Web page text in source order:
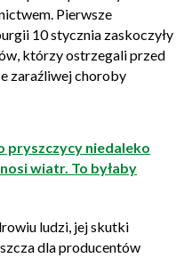
Pierwsze
10 stycznia zaskoczyły
którzy ostrzegali przed
zaraźliwej choroby
pryszczycy niedaleko
wiatr. To byłaby
ludzi, jej skutki
dla producentów